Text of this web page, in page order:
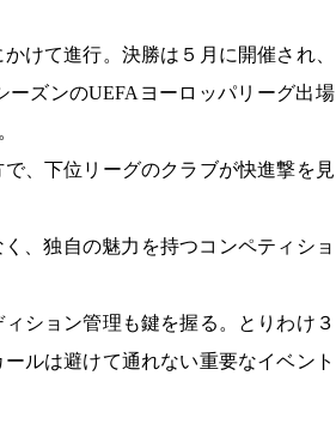
けて進行。決勝は５月に開催され、
ズンのUEFAヨーロッパリーグ出場
、下位リーグのクラブが快進撃を見
、独自の魅力を持つコンペティショ
ション管理も鍵を握る。とりわけ３
ルは避けて通れない重要なイベント